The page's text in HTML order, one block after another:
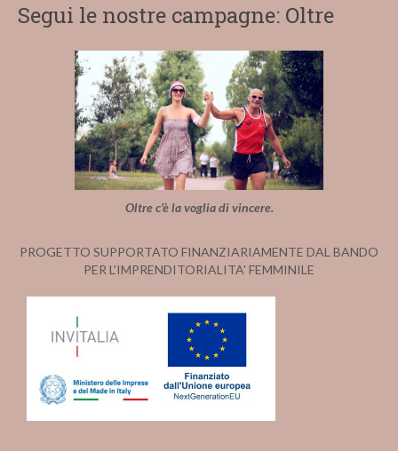
Segui le nostre campagne: Oltre
Oltre c'è la voglia di vincere.
PROGETTO SUPPORTATO FINANZIARIAMENTE DAL BANDO
PER L'IMPRENDITORIALITA' FEMMINILE